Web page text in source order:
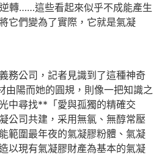
轉……這些看起來似乎不成能產生
它們變為了實際，它就是氣凝
公司，記者見識到了這種神奇
由陽而她的圓規，則像一把知識之
中尋找**「愛與孤獨的精確交
公司共建，采用無氯、無醇常壓
範圍最年夜的氣凝膠粉體、氣凝
以現有氣凝膠財產為基本的氣凝